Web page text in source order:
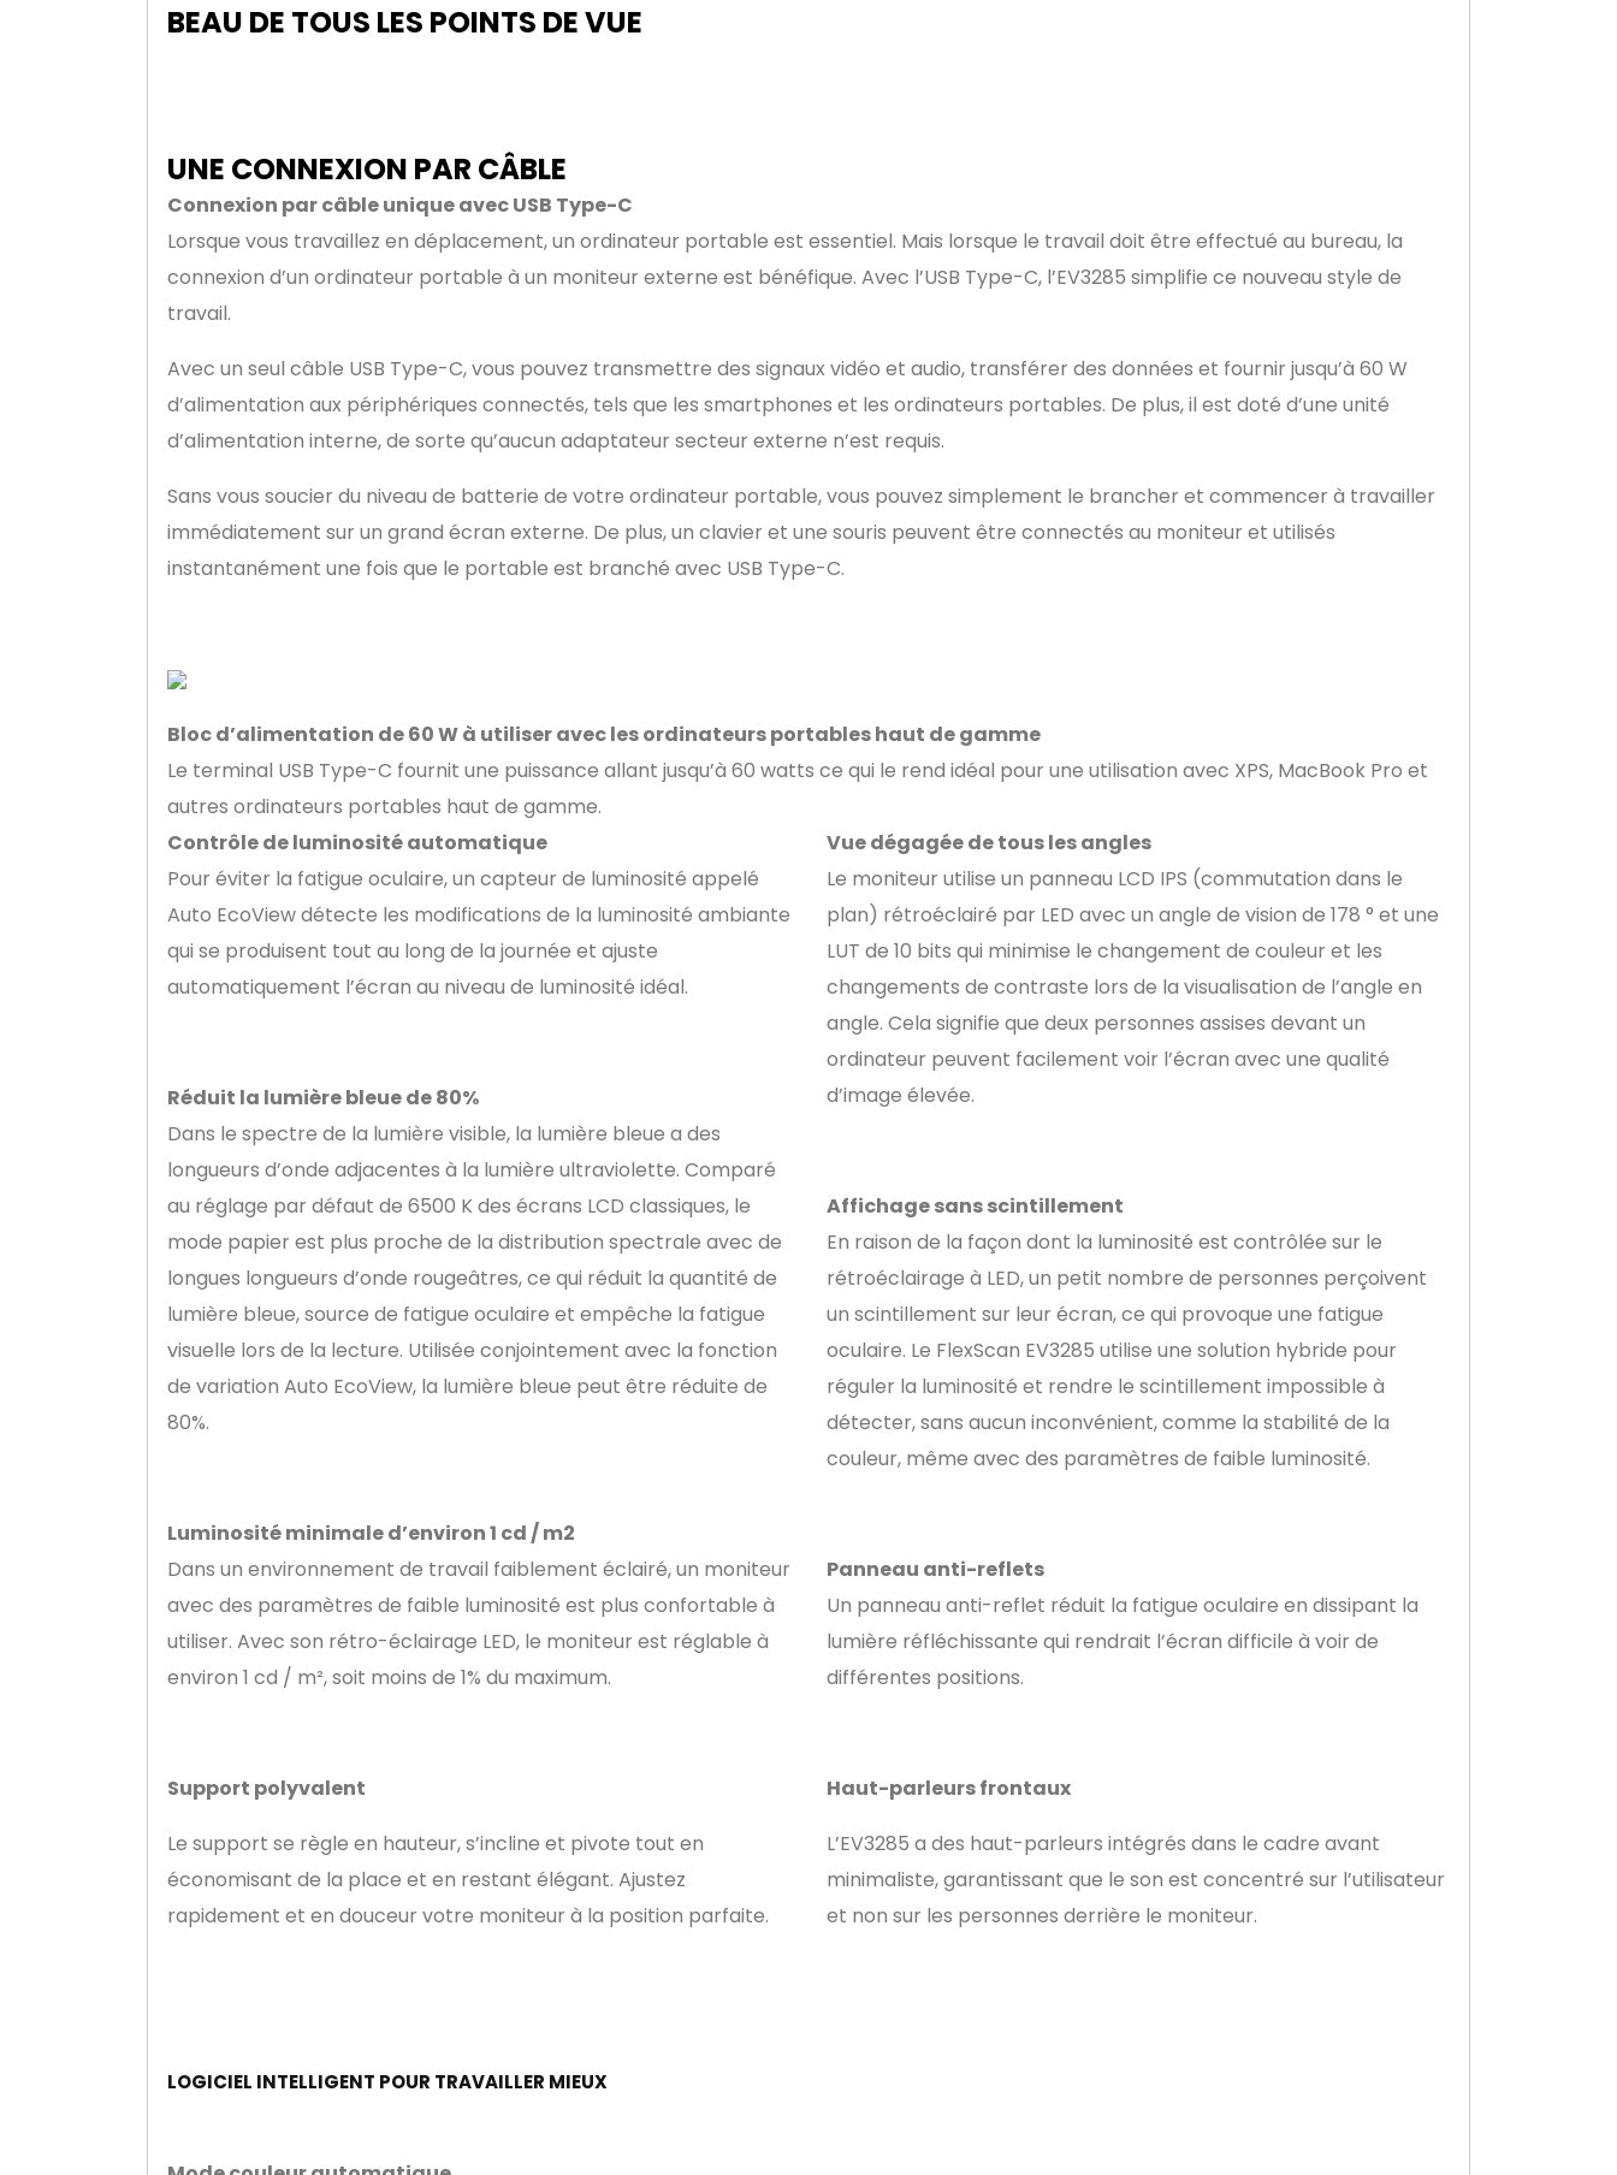
BEAU DE TOUS LES POINTS DE VUE
UNE CONNEXION PAR CÂBLE
Connexion par câble unique avec USB Type-C
Lorsque vous travaillez en déplacement, un ordinateur portable est essentiel. Mais lorsque le travail doit être effectué au bureau, la
connexion d’un ordinateur portable à un moniteur externe est bénéfique. Avec l’USB Type-C, l’EV3285 simplifie ce nouveau style de
travail.
Avec un seul câble USB Type-C, vous pouvez transmettre des signaux vidéo et audio, transférer des données et fournir jusqu’à 60 W
d’alimentation aux périphériques connectés, tels que les smartphones et les ordinateurs portables. De plus, il est doté d’une unité
d’alimentation interne, de sorte qu’aucun adaptateur secteur externe n’est requis.
Sans vous soucier du niveau de batterie de votre ordinateur portable, vous pouvez simplement le brancher et commencer à travailler
immédiatement sur un grand écran externe. De plus, un clavier et une souris peuvent être connectés au moniteur et utilisés
instantanément une fois que le portable est branché avec USB Type-C.
Bloc d’alimentation de 60 W à utiliser avec les ordinateurs portables haut de gamme
Le terminal USB Type-C fournit une puissance allant jusqu’à 60 watts ce qui le rend idéal pour une utilisation avec XPS, MacBook Pro et
autres ordinateurs portables haut de gamme.
Contrôle de luminosité automatique
Pour éviter la fatigue oculaire, un capteur de luminosité appelé
Auto EcoView détecte les modifications de la luminosité ambiante
qui se produisent tout au long de la journée et ajuste
automatiquement l’écran au niveau de luminosité idéal.
Réduit la lumière bleue de 80%
Dans le spectre de la lumière visible, la lumière bleue a des
longueurs d’onde adjacentes à la lumière ultraviolette. Comparé
au réglage par défaut de 6500 K des écrans LCD classiques, le
mode papier est plus proche de la distribution spectrale avec de
longues longueurs d’onde rougeâtres, ce qui réduit la quantité de
lumière bleue, source de fatigue oculaire et empêche la fatigue
visuelle lors de la lecture. Utilisée conjointement avec la fonction
de variation Auto EcoView, la lumière bleue peut être réduite de
80%.
Luminosité minimale d’environ 1 cd / m2
Dans un environnement de travail faiblement éclairé, un moniteur
avec des paramètres de faible luminosité est plus confortable à
utiliser. Avec son rétro-éclairage LED, le moniteur est réglable à
environ 1 cd / m², soit moins de 1% du maximum.
Support polyvalent
Le support se règle en hauteur, s’incline et pivote tout en
économisant de la place et en restant élégant. Ajustez
rapidement et en douceur votre moniteur à la position parfaite.
Vue dégagée de tous les angles
Le moniteur utilise un panneau LCD IPS (commutation dans le
plan) rétroéclairé par LED avec un angle de vision de 178 ° et une
LUT de 10 bits qui minimise le changement de couleur et les
changements de contraste lors de la visualisation de l’angle en
angle. Cela signifie que deux personnes assises devant un
ordinateur peuvent facilement voir l’écran avec une qualité
d’image élevée.
Affichage sans scintillement
En raison de la façon dont la luminosité est contrôlée sur le
rétroéclairage à LED, un petit nombre de personnes perçoivent
un scintillement sur leur écran, ce qui provoque une fatigue
oculaire. Le FlexScan EV3285 utilise une solution hybride pour
réguler la luminosité et rendre le scintillement impossible à
détecter, sans aucun inconvénient, comme la stabilité de la
couleur, même avec des paramètres de faible luminosité.
Panneau anti-reflets
Un panneau anti-reflet réduit la fatigue oculaire en dissipant la
lumière réfléchissante qui rendrait l’écran difficile à voir de
différentes positions.
Haut-parleurs frontaux
L’EV3285 a des haut-parleurs intégrés dans le cadre avant
minimaliste, garantissant que le son est concentré sur l’utilisateur
et non sur les personnes derrière le moniteur.
LOGICIEL INTELLIGENT POUR TRAVAILLER MIEUX